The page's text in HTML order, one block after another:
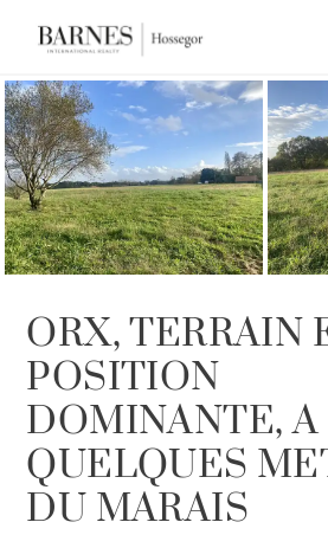
VENDU PAR BARNES
ORX, TERRAIN
POSITION
DOMINANTE, A
QUELQUES
DU MARAIS